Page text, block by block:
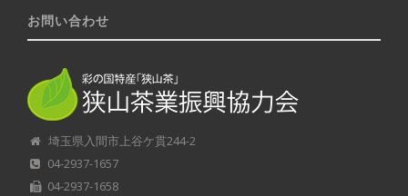
お問い合わせ
埼玉県入間市上谷ケ貫244-2
04-2937-1657
04-2937-1658